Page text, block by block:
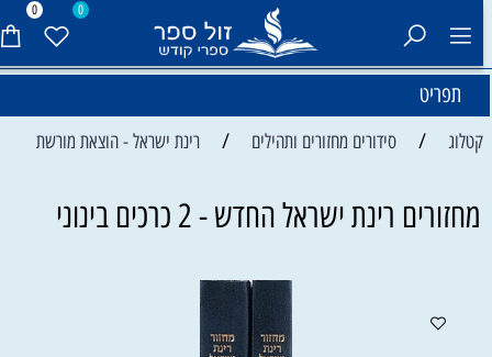
0 0
תפריט
קטלוג / סידורים מחזורים ותהילים / רינת ישראל - הוצאת מורשת
מחזורים רינת ישראל החדש - 2 כרכים בינוני